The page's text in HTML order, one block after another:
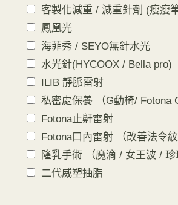
客製化減重 / 減重針劑 (瘦瘦筆
鳳凰光
海菲秀 / SEYO無針水光
水光針(HYCOOX / Bella pro)
ILIB 靜脈雷射
私密處保養 （G動椅/ Fotona
Fotona止鼾雷射
Fotona口內雷射 （改善法令紋
隆乳手術 （魔滴 / 女王波 / 珍
二代威塑抽脂